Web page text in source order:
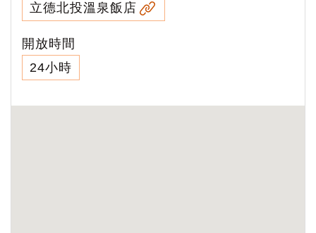
立德北投溫泉飯店
開放時間
24小時